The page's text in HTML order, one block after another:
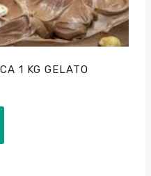
1 KG GELATO